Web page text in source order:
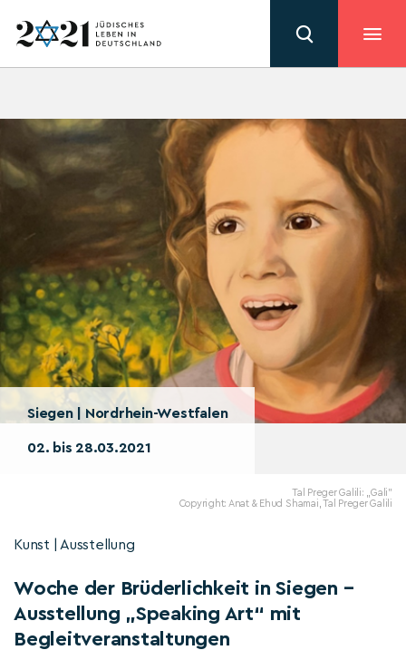
Siegen | Nordrhein-Westfalen
02. bis 28.03.2021
Tal Preger Galili: „Gali”
Copyright: Anat & Ehud Shamai, Tal Preger Galili
Kunst | Ausstellung
Woche der Brüderlichkeit in Siegen –
Ausstellung „Speaking Art“ mit
Begleitveranstaltungen